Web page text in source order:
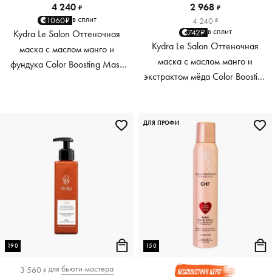
4 240 ₽
1060₽ в сплит
Kydra Le Salon Оттеночная
маска с маслом манго и
фундука Color Boosting Mask
2 968 ₽
4 240 ₽
742₽ в сплит
Kydra Le Salon Оттеночная
маска с маслом манго и
экстрактом мёда Color Boosting
190
3 560 ₽ для бьюти-мастера
150
ДЛЯ ПРОФИ